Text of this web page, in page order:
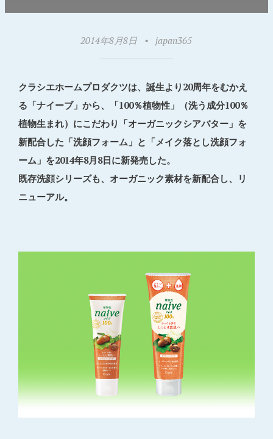
2014年8月8日 • japan365
クラシエホームプロダクツは、誕生より20周年をむかえ
る「ナイーブ」から、「100％植物性」（洗う成分100％
植物生まれ）にこだわり「オーガニックシアバター」を
新配合した「洗顔フォーム」と「メイク落とし洗顔フォ
ーム」を2014年8月8日に新発売した。
既存洗顔シリーズも、オーガニック素材を新配合し、リ
ニューアル。